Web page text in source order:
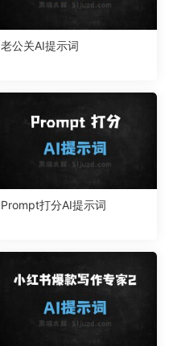
老公关AI提示词
Prompt打分AI提示词